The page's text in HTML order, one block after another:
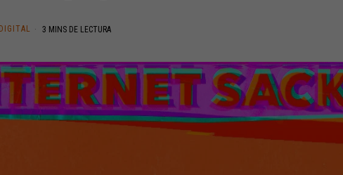
DIGITAL 3 MINS DE LECTURA